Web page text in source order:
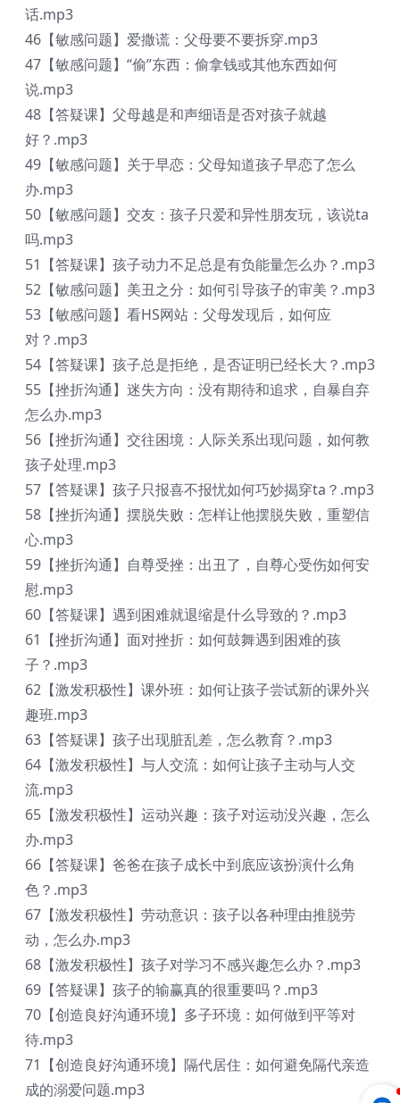
话.mp3
46【敏感问题】爱撒谎：父母要不要拆穿.mp3
47【敏感问题】“偷”东西：偷拿钱或其他东西如何
说.mp3
48【答疑课】父母越是和声细语是否对孩子就越
好？.mp3
49【敏感问题】关于早恋：父母知道孩子早恋了怎么
办.mp3
50【敏感问题】交友：孩子只爱和异性朋友玩，该说ta
吗.mp3
51【答疑课】孩子动力不足总是有负能量怎么办？.mp3
52【敏感问题】美丑之分：如何引导孩子的审美？.mp3
53【敏感问题】看HS网站：父母发现后，如何应
对？.mp3
54【答疑课】孩子总是拒绝，是否证明已经长大？.mp3
55【挫折沟通】迷失方向：没有期待和追求，自暴自弃
怎么办.mp3
56【挫折沟通】交往困境：人际关系出现问题，如何教
孩子处理.mp3
57【答疑课】孩子只报喜不报忧如何巧妙揭穿ta？.mp3
58【挫折沟通】摆脱失败：怎样让他摆脱失败，重塑信
心.mp3
59【挫折沟通】自尊受挫：出丑了，自尊心受伤如何安
慰.mp3
60【答疑课】遇到困难就退缩是什么导致的？.mp3
61【挫折沟通】面对挫折：如何鼓舞遇到困难的孩
子？.mp3
62【激发积极性】课外班：如何让孩子尝试新的课外兴
趣班.mp3
63【答疑课】孩子出现脏乱差，怎么教育？.mp3
64【激发积极性】与人交流：如何让孩子主动与人交
流.mp3
65【激发积极性】运动兴趣：孩子对运动没兴趣，怎么
办.mp3
66【答疑课】爸爸在孩子成长中到底应该扮演什么角
色？.mp3
67【激发积极性】劳动意识：孩子以各种理由推脱劳
动，怎么办.mp3
68【激发积极性】孩子对学习不感兴趣怎么办？.mp3
69【答疑课】孩子的输赢真的很重要吗？.mp3
70【创造良好沟通环境】多子环境：如何做到平等对
待.mp3
71【创造良好沟通环境】隔代居住：如何避免隔代亲造
成的溺爱问题.mp3